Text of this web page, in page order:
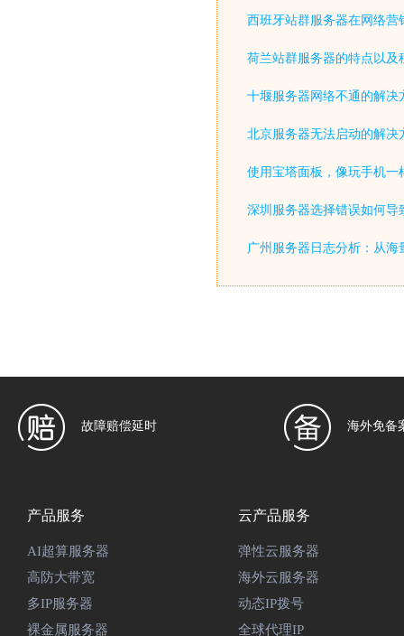
西班牙站群服务器在网络营
荷兰站群服务器的特点以及
十堰服务器网络不通的解决
北京服务器无法启动的解决
使用宝塔面板，像玩手机一
深圳服务器选择错误如何导
广州服务器日志分析：从海
故障赔偿延时 海外免备
产品服务
AI超算服务器
高防大带宽
多IP服务器
裸金属服务器
云产品服务
弹性云服务器
海外云服务器
动态IP拨号
全球代理IP